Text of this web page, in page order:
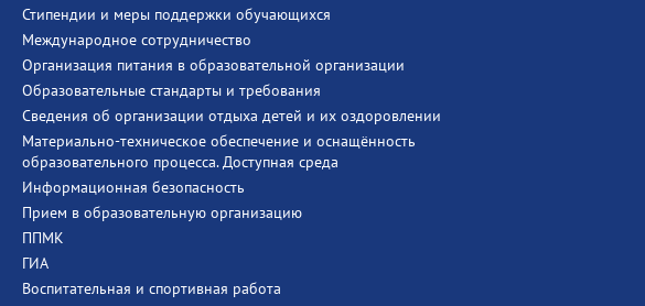
Стипендии и меры поддержки обучающихся
Международное сотрудничество
Организация питания в образовательной организации
Образовательные стандарты и требования
Сведения об организации отдыха детей и их оздоровлении
Материально-техническое обеспечение и оснащённость
образовательного процесса. Доступная среда
Информационная безопасность
Прием в образовательную организацию
ППМК
ГИА
Воспитательная и спортивная работа